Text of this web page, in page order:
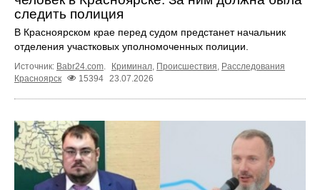
следить полиция
В Красноярском крае перед судом предстанет начальник
отделения участковых уполномоченных полиции.
Источник: Babr24.com. Криминал, Происшествия, Расследования
Красноярск
15394 23.07.2026